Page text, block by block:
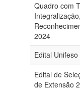
Quadro com
2024
Edital
Edital de
de Extensão